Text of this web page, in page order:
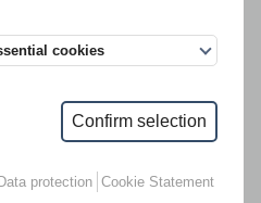
cookies
Confirm selection
Data protection Cookie Statement